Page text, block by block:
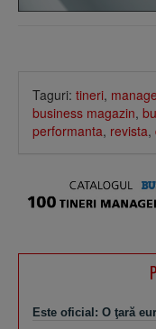
Taguri: tineri,
business magazin,
performanta, revista,
Este oficial: O ţară